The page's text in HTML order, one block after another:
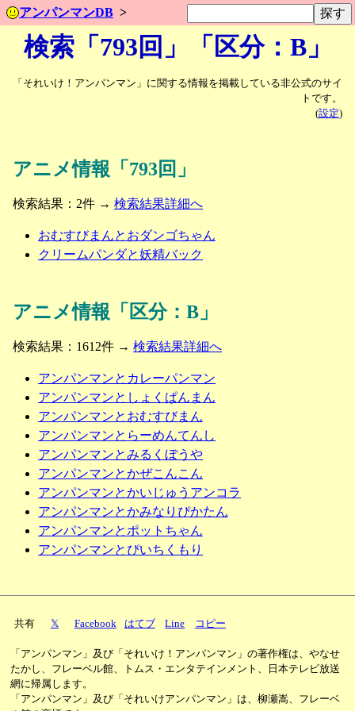
アンパンマンDB
検索「793回」「区分：B」
「それいけ！アンパンマン」に関する情報を掲載している非公式のサイ
トです。
(設定)
アニメ情報「793回」
検索結果：2件 → 検索結果詳細へ
おむすびまんとおダンゴちゃん
クリームパンダと妖精バック
アニメ情報「区分：B」
検索結果：1612件 → 検索結果詳細へ
アンパンマンとカレーパンマン
アンパンマンとしょくぱんまん
アンパンマンとおむすびまん
アンパンマンとらーめんてんし
アンパンマンとみるくぼうや
アンパンマンとかぜこんこん
アンパンマンとかいじゅうアンコラ
アンパンマンとかみなりぴかたん
アンパンマンとポットちゃん
アンパンマンとぴいちくもり
共有 𝕏 Facebook はてブ Line コピー
「アンパンマン」及び「それいけ！アンパンマン」の著作権は、やなせ
たかし、フレーベル館、トムス・エンタテインメント、日本テレビ放送
網に帰属します。
「アンパンマン」及び「それいけアンパンマン」は、柳瀬嵩、フレーベ